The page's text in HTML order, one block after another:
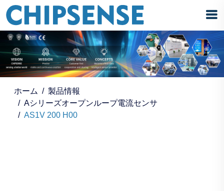
ホーム
製品情報
Aシリーズオープンループ電流センサ
AS1V 200 H00